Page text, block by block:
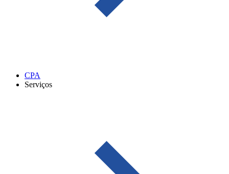
CPA
Serviços